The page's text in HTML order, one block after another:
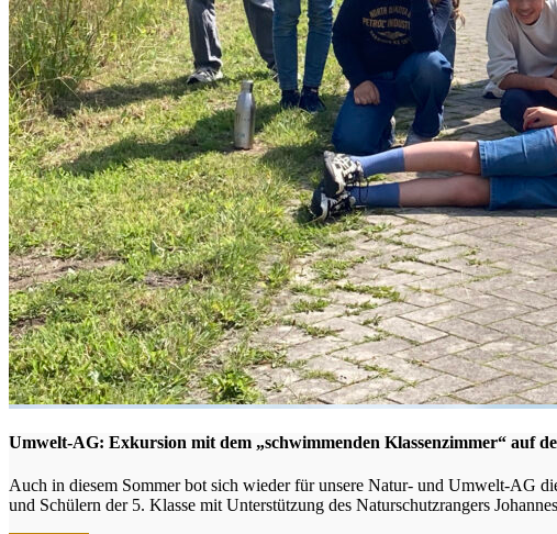
Umwelt-AG: Exkursion mit dem „schwimmenden Klassenzimmer“ auf
Auch in diesem Sommer bot sich wieder für unsere Natur- und Umwelt-AG
und Schülern der 5. Klasse mit Unterstützung des Naturschutzrangers